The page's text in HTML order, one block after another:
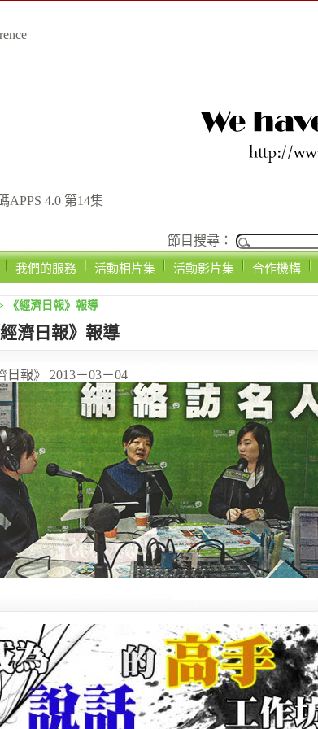
APPS 4.0 第14集
節目搜尋：
我們的服務 活動相片集 活動影片集 合作機構
《經濟日報》報導
經濟日報》報導
日報》 2013－03－04